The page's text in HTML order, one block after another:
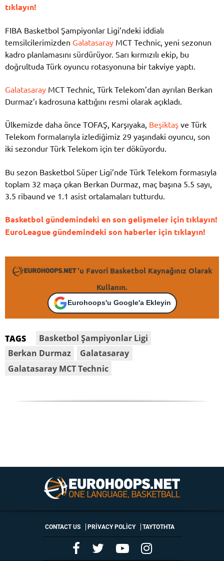
tıklayın!
FIBA Basketbol Şampiyonlar Ligi’ndeki iddialı
temsilcilerimizden Galatasaray MCT Technic, yeni sezonun
kadro planlamasını sürdürüyor. Sarı kırmızılı ekip, bu
doğrultuda Türk oyuncu rotasyonuna bir takviye yaptı.
Galatasaray MCT Technic, Türk Telekom’dan ayrılan Berkan
Durmaz’ı kadrosuna kattığını resmi olarak açıkladı.
Ülkemizde daha önce TOFAŞ, Karşıyaka, Beşiktaş ve Türk
Telekom formalarıyla izlediğimiz 29 yaşındaki oyuncu, son
iki sezondur Türk Telekom için ter döküyordu.
Bu sezon Basketbol Süper Ligi’nde Türk Telekom formasıyla
toplam 32 maça çıkan Berkan Durmaz, maç başına 5.5 sayı,
3.5 ribaund ve 1.1 asist ortalamaları tutturdu.
Basketbol gündemindeki en son gelişmeler için tıklayın!
EuroLeague gündemindeki son haberler için tıklayın!
'u Favori Basketbol Kaynağınız Olarak
Kullanın.
Eurohoops'u Google'a Ekleyin
TAGS
Basketbol Şampiyonlar Ligi
Berkan Durmaz
Galatasaray
Galatasaray MCT Technic
CONTACT US PRIVACY POLICY ΤΑΥΤΟΤΗΤΑ